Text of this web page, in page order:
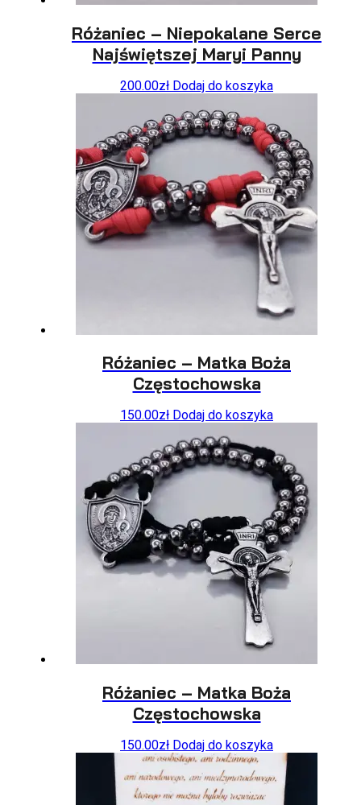
Różaniec – Niepokalane Serce
Najświętszej Maryi Panny
200.00zł Dodaj do koszyka
Różaniec – Matka Boża
Częstochowska
150.00zł Dodaj do koszyka
Różaniec – Matka Boża
Częstochowska
150.00zł Dodaj do koszyka